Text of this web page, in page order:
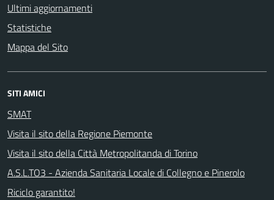
Ultimi aggiornamenti
Statistiche
Mappa del Sito
SITI AMICI
SMAT
Visita il sito della Regione Piemonte
Visita il sito della Città Metropolitanda di Torino
A.S.L.TO3 - Azienda Sanitaria Locale di Collegno e Pinerolo
Riciclo garantito!